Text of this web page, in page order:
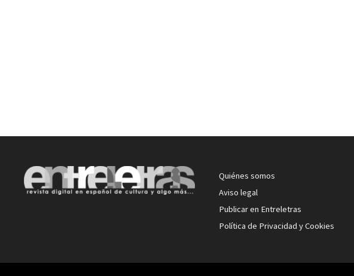
Quiénes somos
Aviso legal
Publicar en Entreletras
Política de Privacidad y Cookies